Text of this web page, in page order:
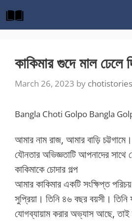
to
content
কাকিমার গুদে মাল ঢেলে
March 26, 2023 by chotistories
Bangla Choti Golpo Bangla
আমার নাম রাজ, আমার বাড়ি
যৌনতার অভিজ্ঞতাটি আপনাদের সাথে
কাকিমাকে চোদার গল্প
আমার কাকিমার একটি সংক্ষিপ্ত
সুপ্রিয়া। তিনি ৪৬ বছর বয়সী। তিনি
যোগব্যায়াম করার অভ্যাস আছে, তাই